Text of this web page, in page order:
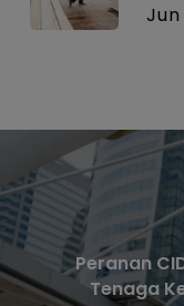
Jun
Peranan
Tenaga